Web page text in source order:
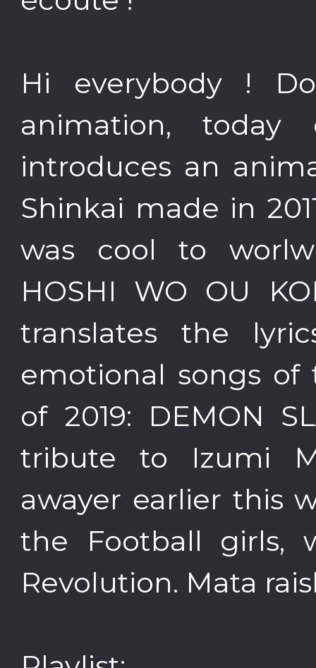
Hi everybody !
animation, today
introduces an
Shinkai made in
was cool to
HOSHI WO OU
translates the
emotional songs
of 2019: DEMON
tribute to Izumi
awayer earlier this
the Football girls,
Revolution. Mata